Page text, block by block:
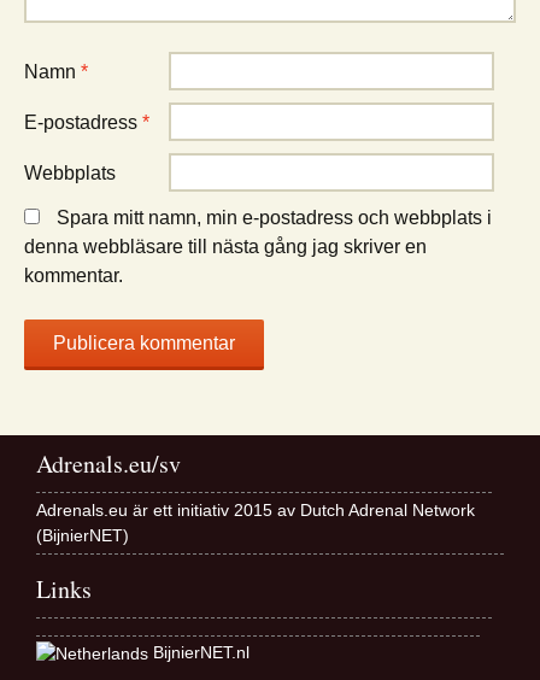
Namn *
E-postadress *
Webbplats
Spara mitt namn, min e-postadress och webbplats i
denna webbläsare till nästa gång jag skriver en
kommentar.
Adrenals.eu/sv
Adrenals.eu är ett initiativ 2015 av Dutch Adrenal Network
(BijnierNET)
Links
BijnierNET.nl